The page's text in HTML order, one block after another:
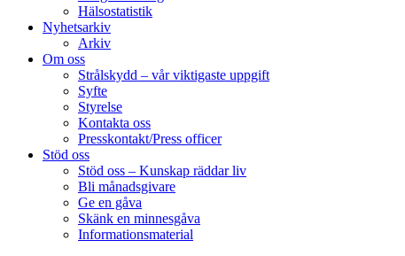
Hälsostatistik
Nyhetsarkiv
Arkiv
Om oss
Strålskydd – vår viktigaste uppgift
Syfte
Styrelse
Kontakta oss
Presskontakt/Press officer
Stöd oss
Stöd oss – Kunskap räddar liv
Bli månadsgivare
Ge en gåva
Skänk en minnesgåva
Informationsmaterial